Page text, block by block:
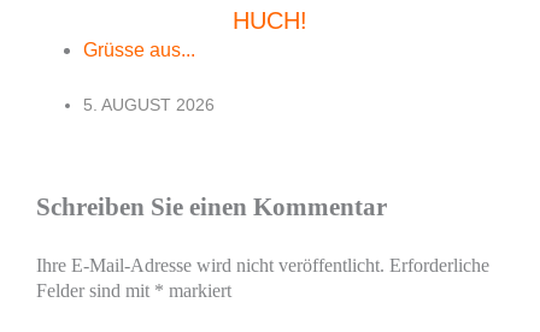
HUCH!
Grüsse aus...
5. AUGUST 2026
Schreiben Sie einen Kommentar
Ihre E-Mail-Adresse wird nicht veröffentlicht. Erforderliche
Felder sind mit * markiert